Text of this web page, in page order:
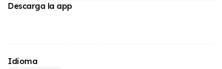
Descarga la app
Idioma